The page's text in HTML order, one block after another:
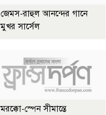
জেমস-রাহুল আনন্দের গানে
মুখর সার্সেল
মরক্কো-স্পেন সীমান্তে